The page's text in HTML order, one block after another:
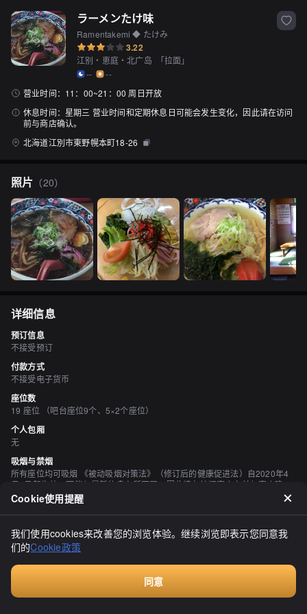
ラーメンたけ味
Ramentakemi ◆ たけみ
3.22
江别・恵庭・北广岛 「拉面」
--
--
营业时间： 11：00~21：00 周日开放
休息时间： 星期三 营业时间和定期休息日可能会发生变化，因此请在访问
前与商店确认。
北海道江別市東野幌本町18-26
照片 （20）
详细信息
预订信息
不接受预订
付款方式
不接受电子货币
座位数
19 座位 （吧台座位9个、5×2个座位）
个人包厢
无
吸烟与禁烟
所有座位均可吸烟 《被动吸烟对策法》（修订后的健康促进法）自2020年4
月1日起生效，可能与最新信息有所不同，因此请在访问商店之前与商店确
认。
停车场
有 店前有5辆车
空间与设备
有日本清酒、有烧酒
Cookie使用提醒
我们使用cookies来改善您的浏览体验。继续浏览即表示您同意我
们的Cookie政策
同意